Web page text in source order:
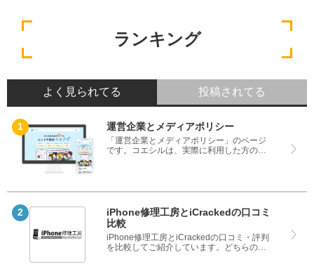
ランキング
よく見られてる 投稿されてる
運営企業とメディアポリシー
「運営企業とメディアポリシー」のページ
です。コエシルは、実際に利用した方の口
なく、悪い口コミもしっかり掲載している
さい。
iPhone修理工房とiCrackedの口コミ
比較
iPhone修理工房とiCrackedの口コミ・評判
を比較してご紹介しています。どちらのサ